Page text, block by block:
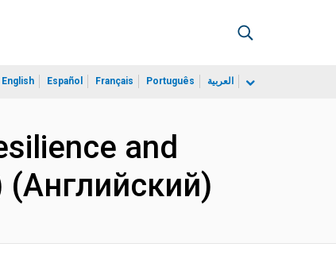
English Español Français Português العربية
and
(Английский)